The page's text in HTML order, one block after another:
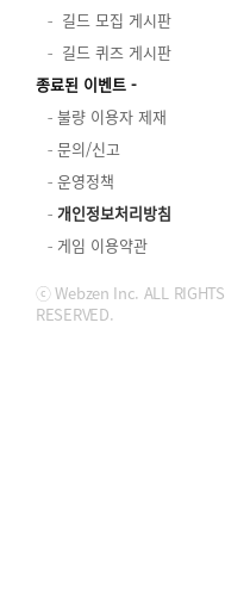
길드 모집 게시판
길드 퀴즈 게시판
종료된 이벤트
불량 이용자 제재
문의/신고
운영정책
개인정보처리방침
게임 이용약관
ⓒ Webzen Inc. ALL RIGHTS
RESERVED.